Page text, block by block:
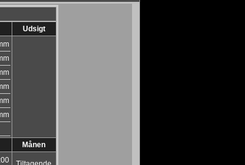
Udsigt
Månen